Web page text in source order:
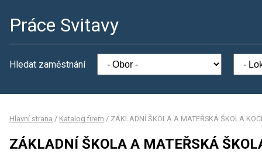
Práce Svitavy
Hledat zaměstnání
Hlavní strana / Katalog firem / ZÁKLADNÍ ŠKOLA A MATEŘSKÁ ŠKOLA
ZÁKLADNÍ ŠKOLA A MATEŘSKÁ